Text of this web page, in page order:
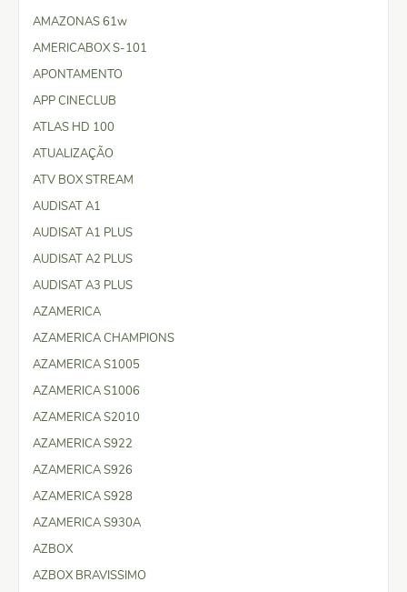
AMAZONAS 61w
AMERICABOX S-101
APONTAMENTO
APP CINECLUB
ATLAS HD 100
ATUALIZAÇÃO
ATV BOX STREAM
AUDISAT A1
AUDISAT A1 PLUS
AUDISAT A2 PLUS
AUDISAT A3 PLUS
AZAMERICA
AZAMERICA CHAMPIONS
AZAMERICA S1005
AZAMERICA S1006
AZAMERICA S2010
AZAMERICA S922
AZAMERICA S926
AZAMERICA S928
AZAMERICA S930A
AZBOX
AZBOX BRAVISSIMO